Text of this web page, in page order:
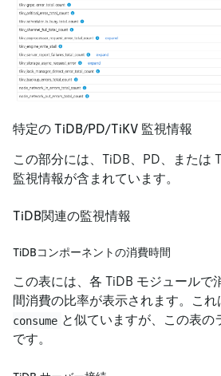
特定の TiDB/PD/TiKV 監視情報
この部分には、TiDB、PD、または
監視情報が含まれています。
TiDB関連の監視情報
TiDBコンポーネントの消費時間
この表には、各 TiDB モジュールで
間消費の比率が表示されます。これ
consume と似ていますが、この表の
です。